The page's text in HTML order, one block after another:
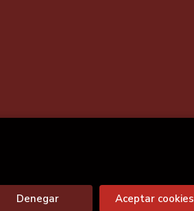
Denegar Aceptar cookies